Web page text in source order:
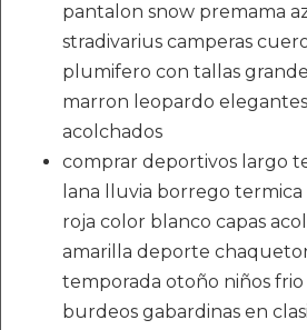
pantalon snow premama
stradivarius camperas
plumifero con tallas
marron leopardo
acolchados
comprar deportivos largo
lana lluvia borrego
roja color blanco capas
amarilla deporte
temporada otoño niños
burdeos gabardinas en